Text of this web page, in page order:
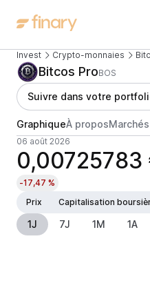
Invest Crypto-monnaies
Bitcos ProBOS
Suivre dans votre
GraphiqueÀ proposMarchés
06 août 2026
0,00725783
-17,47 %
Prix
Capitalisation
1J 7J 1M 1A